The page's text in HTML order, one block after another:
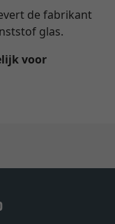
de fabrikant
glas.
voor